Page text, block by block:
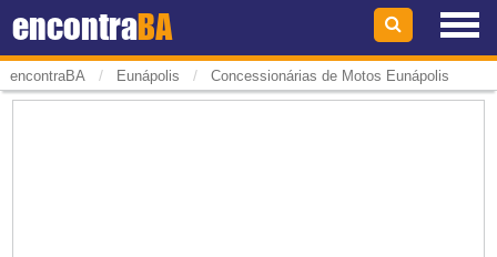
encontraBA
encontraBA / Eunápolis / Concessionárias de Motos Eunápolis